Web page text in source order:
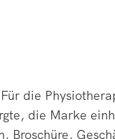
die
die Marke
Broschüre,